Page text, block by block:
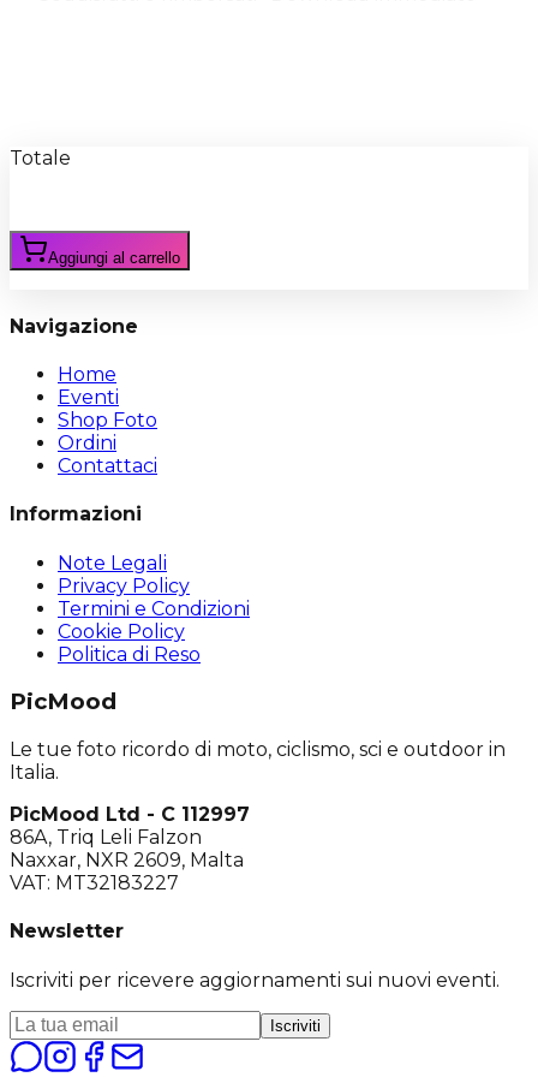
Totale
Aggiungi al carrello
Navigazione
Home
Eventi
Shop Foto
Ordini
Contattaci
Informazioni
Note Legali
Privacy Policy
Termini e Condizioni
Cookie Policy
Politica di Reso
PicMood
Le tue foto ricordo di moto, ciclismo, sci e outdoor in
Italia.
PicMood Ltd - C 112997
86A, Triq Leli Falzon
Naxxar, NXR 2609, Malta
VAT: MT32183227
Newsletter
Iscriviti per ricevere aggiornamenti sui nuovi eventi.
Iscriviti